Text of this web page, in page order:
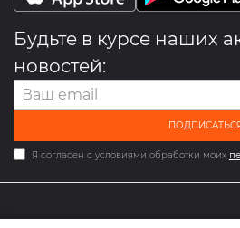
Будьте в курсе наших
новостей:
Я согласен с условиями обработки моих